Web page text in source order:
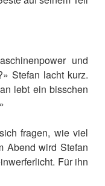
und
Stefan lacht kurz.
lebt ein bisschen
fragen, wie viel
Abend wird Stefan
Für ihn